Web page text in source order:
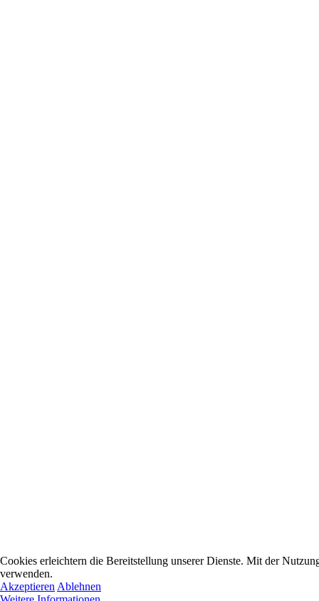
Cookies erleichtern die Bereitstellung unserer Dienste. Mit der
verwenden.
Akzeptieren Ablehnen